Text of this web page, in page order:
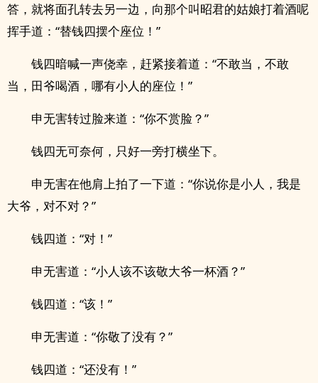
答，就将面孔转去另一边，向那个叫昭君的姑娘打着酒呢
挥手道：“替钱四摆个座位！”
钱四暗喊一声侥幸，赶紧接着道：“不敢当，不敢
当，田爷喝酒，哪有小人的座位！”
申无害转过脸来道：“你不赏脸？”
钱四无可奈何，只好一旁打横坐下。
申无害在他肩上拍了一下道：“你说你是小人，我是
大爷，对不对？”
钱四道：“对！”
申无害道：“小人该不该敬大爷一杯酒？”
钱四道：“该！”
申无害道：“你敬了没有？”
钱四道：“还没有！”